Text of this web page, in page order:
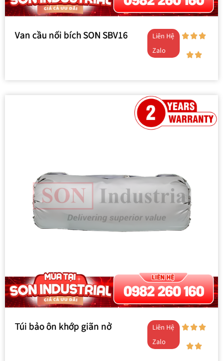
Van cầu nối bích SON SBV16
Liên Hệ
Zalo
Túi bảo ôn khớp giãn nở
Liên Hệ
Zalo